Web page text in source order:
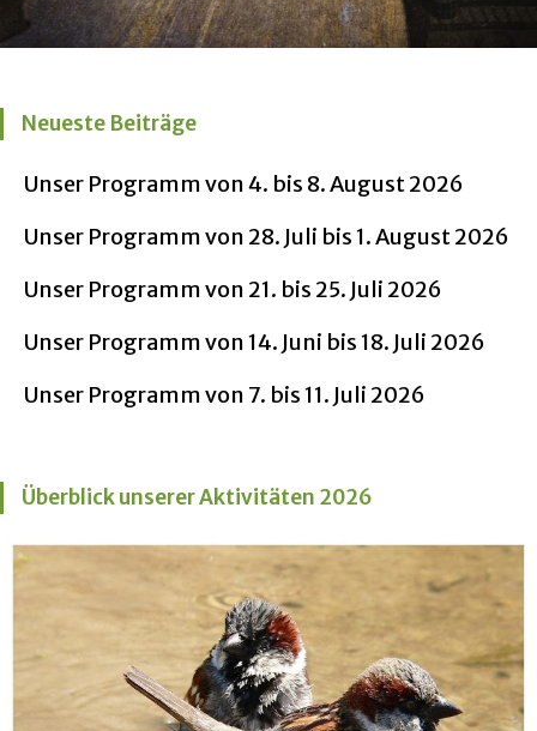
Neueste Beiträge
Unser Programm von 4. bis 8. August 2026
Unser Programm von 28. Juli bis 1. August 2026
Unser Programm von 21. bis 25. Juli 2026
Unser Programm von 14. Juni bis 18. Juli 2026
Unser Programm von 7. bis 11. Juli 2026
Überblick unserer Aktivitäten 2026